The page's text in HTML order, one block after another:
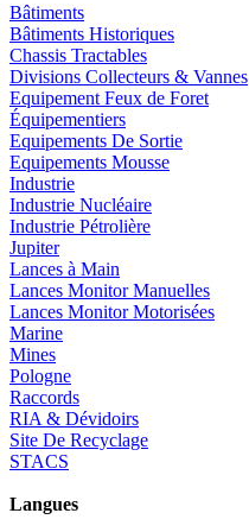
Bâtiments
Bâtiments Historiques
Chassis Tractables
Divisions Collecteurs & Vannes
Equipement Feux de Foret
Équipementiers
Equipements De Sortie
Equipements Mousse
Industrie
Industrie Nucléaire
Industrie Pétrolière
Jupiter
Lances à Main
Lances Monitor Manuelles
Lances Monitor Motorisées
Marine
Mines
Pologne
Raccords
RIA & Dévidoirs
Site De Recyclage
STACS
Langues